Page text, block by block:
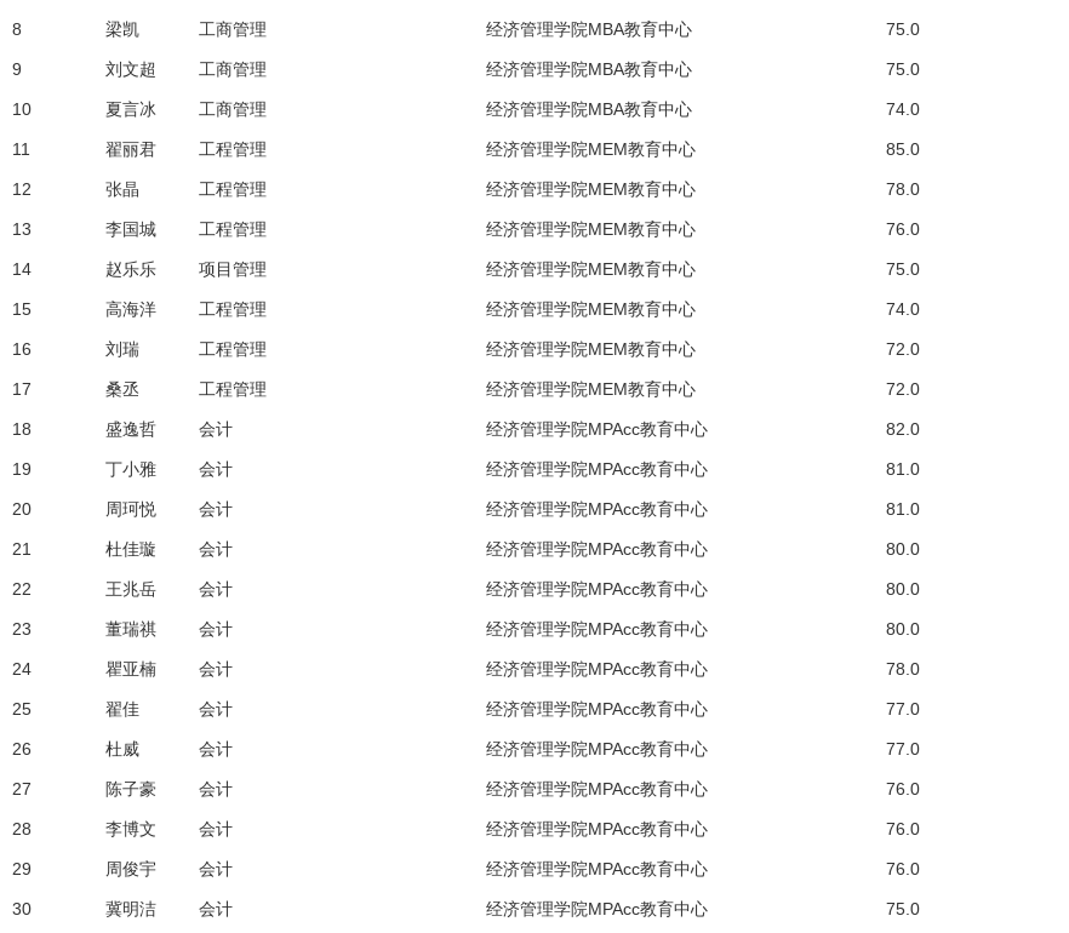
8 梁凯 工商管理 经济管理学院MBA教育中心 75.0
9 刘文超 工商管理 经济管理学院MBA教育中心 75.0
10 夏言冰 工商管理 经济管理学院MBA教育中心 74.0
11 翟丽君 工程管理 经济管理学院MEM教育中心 85.0
12 张晶 工程管理 经济管理学院MEM教育中心 78.0
13 李国城 工程管理 经济管理学院MEM教育中心 76.0
14 赵乐乐 项目管理 经济管理学院MEM教育中心 75.0
15 高海洋 工程管理 经济管理学院MEM教育中心 74.0
16 刘瑞 工程管理 经济管理学院MEM教育中心 72.0
17 桑丞 工程管理 经济管理学院MEM教育中心 72.0
18 盛逸哲 会计 经济管理学院MPAcc教育中心 82.0
19 丁小雅 会计 经济管理学院MPAcc教育中心 81.0
20 周珂悦 会计 经济管理学院MPAcc教育中心 81.0
21 杜佳璇 会计 经济管理学院MPAcc教育中心 80.0
22 王兆岳 会计 经济管理学院MPAcc教育中心 80.0
23 董瑞祺 会计 经济管理学院MPAcc教育中心 80.0
24 瞿亚楠 会计 经济管理学院MPAcc教育中心 78.0
25 翟佳 会计 经济管理学院MPAcc教育中心 77.0
26 杜威 会计 经济管理学院MPAcc教育中心 77.0
27 陈子豪 会计 经济管理学院MPAcc教育中心 76.0
28 李博文 会计 经济管理学院MPAcc教育中心 76.0
29 周俊宇 会计 经济管理学院MPAcc教育中心 76.0
30 冀明洁 会计 经济管理学院MPAcc教育中心 75.0